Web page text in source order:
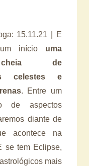
15.11.21 | E
início uma
de
celestes e
. Entre um
de aspectos
diante de
acontece na
se tem Eclipse,
mais